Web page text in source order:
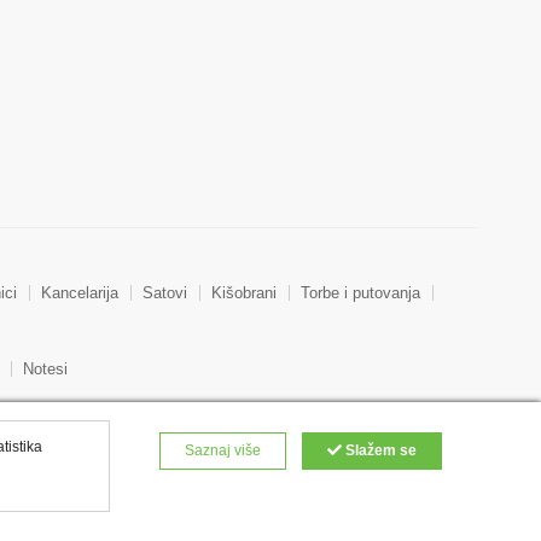
Kancelarija Satovi Kišobrani
Torbe i putovanja
Notesi
Saznaj više Slažem se